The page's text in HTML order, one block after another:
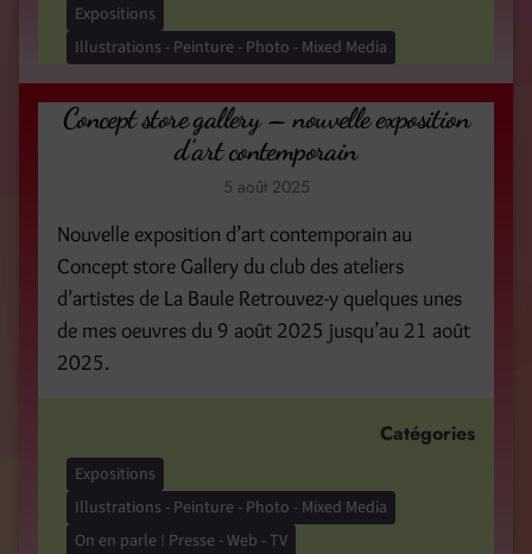
Expositions
Illustrations - Peinture - Photo - Mixed Media
Concept store gallery – nouvelle exposition
d’art contemporain
5 août 2025
Nouvelle exposition d’art contemporain au
Concept store Gallery du club des ateliers
d’artistes de La Baule Retrouvez-y quelques unes
de mes oeuvres du 9 août 2025 jusqu’au 21 août
2025.
Catégories
Expositions
Illustrations - Peinture - Photo - Mixed Media
On en parle ! Presse - Web - TV